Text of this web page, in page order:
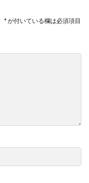
*が付いている欄は必須項目